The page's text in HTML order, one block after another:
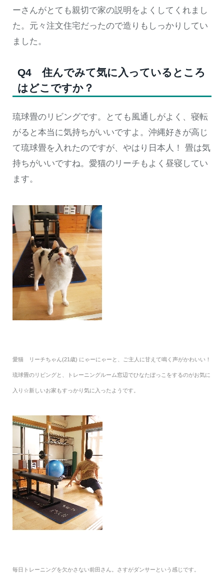
ーさんがとても親切で家の説明をよくしてくれまし
た。元々注文住宅だったので造りもしっかりしてい
ました。
Q4 住んでみて気に入っているところ
はどこですか？
琉球畳のリビングです。とても風通しがよく、寝転
がると本当に気持ちがいいですよ。沖縄好きが高じ
て琉球畳を入れたのですが、やはり日本人！ 畳は気
持ちがいいですね。愛猫のリーチもよく昼寝してい
ます。
愛猫 リーチちゃん(21歳) にゃーにゃーと、ご主人に甘えて鳴く声がかわいい！
琉球畳のリビングと、トレーニングルーム窓辺でひなたぼっこをするのがお気に
入り☆新しいお家もすっかり気に入ったようです。
毎日トレーニングを欠かさない前田さん。さすがダンサーという感じです。